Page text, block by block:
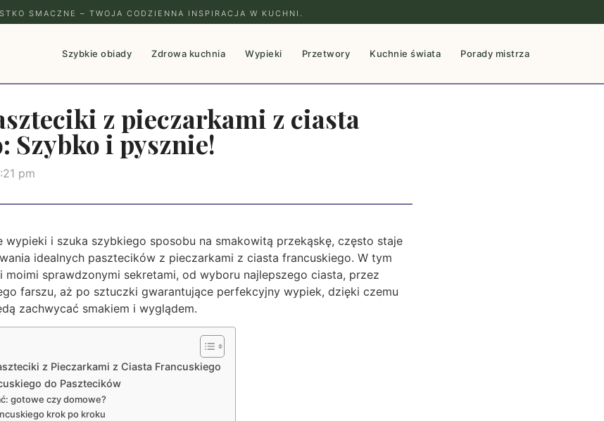
SMACZNE – TWOJA CODZIENNA INSPIRACJA W KUCHNI.
Szybkie obiady Zdrowa kuchnia Wypieki Przetwory Kuchnie świata Porady mistrza
z pieczarkami z ciasta
Szybko i pysznie!
pm
wypieki i szuka szybkiego sposobu na smakowitą przekąskę, często staje
idealnych pasztecików z pieczarkami z ciasta francuskiego. W tym
moimi sprawdzonymi sekretami, od wyboru najlepszego ciasta, przez
farszu, aż po sztuczki gwarantujące perfekcyjny wypiek, dzięki czemu
zachwycać smakiem i wyglądem.
z Pieczarkami z Ciasta Francuskiego
do Pasztecików
gotowe czy domowe?
krok po kroku